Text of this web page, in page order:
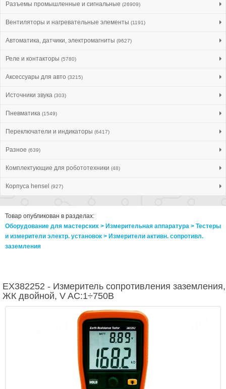
Разъемы промышленные и сигнальные (26909)
Вентиляторы и нагревательные элементы (1191)
Автоматика, датчики, электромагниты (9627)
Реле и контакторы (5780)
Аксессуары для авто (3215)
Источники звука (303)
Пневматика (1549)
Переключатели и индикаторы (6417)
Разное (639)
Комплектующие для робототехники (48)
Корпуса hensel (927)
Товар опубликован в разделах:
Оборудование для мастерских > Измерительная аппаратура > Тестеры
и измерители электр. установок > Измерители активн. сопротивл.
заземления
EX382252 - Измеритель сопротивления заземления,
ЖК двойной, V AC:1÷750В